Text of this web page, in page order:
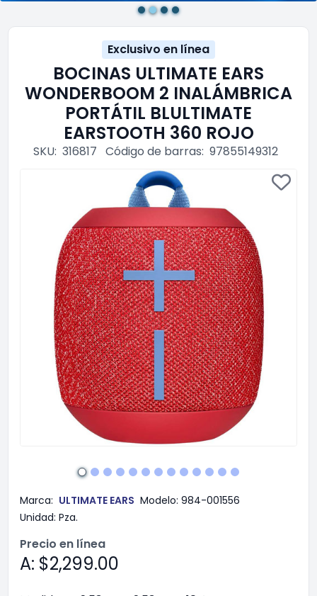
Exclusivo en línea
BOCINAS ULTIMATE EARS
WONDERBOOM 2 INALÁMBRICA
PORTÁTIL BLULTIMATE
EARSTOOTH 360 ROJO
SKU: 316817 Código de barras: 97855149312
Marca: ULTIMATE EARS Modelo: 984-001556
Unidad: Pza.
Precio en línea
A: $2,299.00